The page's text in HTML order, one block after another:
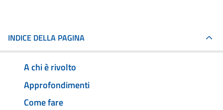
INDICE DELLA PAGINA
A chi è rivolto
Approfondimenti
Come fare